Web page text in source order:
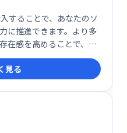
することで、あなたのソ
に推進できます。より多
在感を高めることで、新
力の拡大につながりま
り、Instagramで成功を
見る